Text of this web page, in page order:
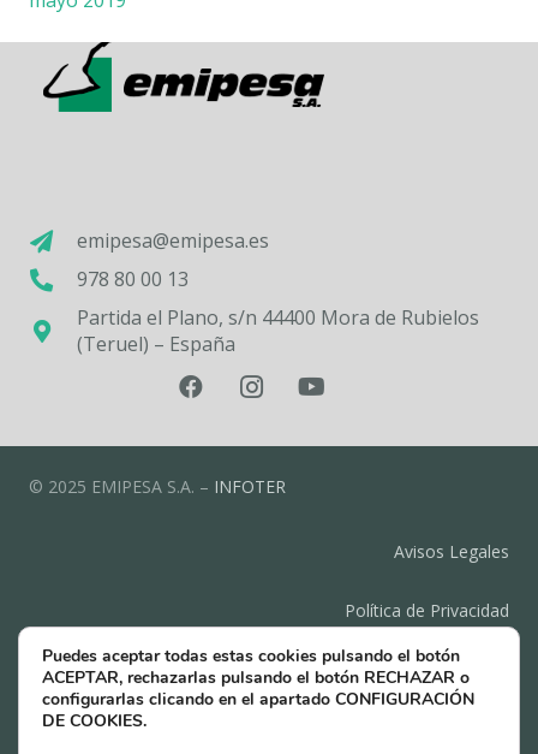
emipesa@emipesa.es
978 80 00 13
Partida el Plano, s/n 44400 Mora de Rubielos
(Teruel) – España
© 2025 EMIPESA S.A. – INFOTER
Avisos Legales
Política de Privacidad
Política de Cookies
Puedes aceptar todas estas cookies pulsando el botón
ACEPTAR, rechazarlas pulsando el botón RECHAZAR o
configurarlas clicando en el apartado CONFIGURACIÓN
DE COOKIES.